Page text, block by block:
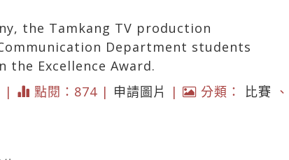
the Tamkang TV production
Department students
the Excellence Award.
|
點閱：874 | 申請圖片 | 分類： 比賽 、